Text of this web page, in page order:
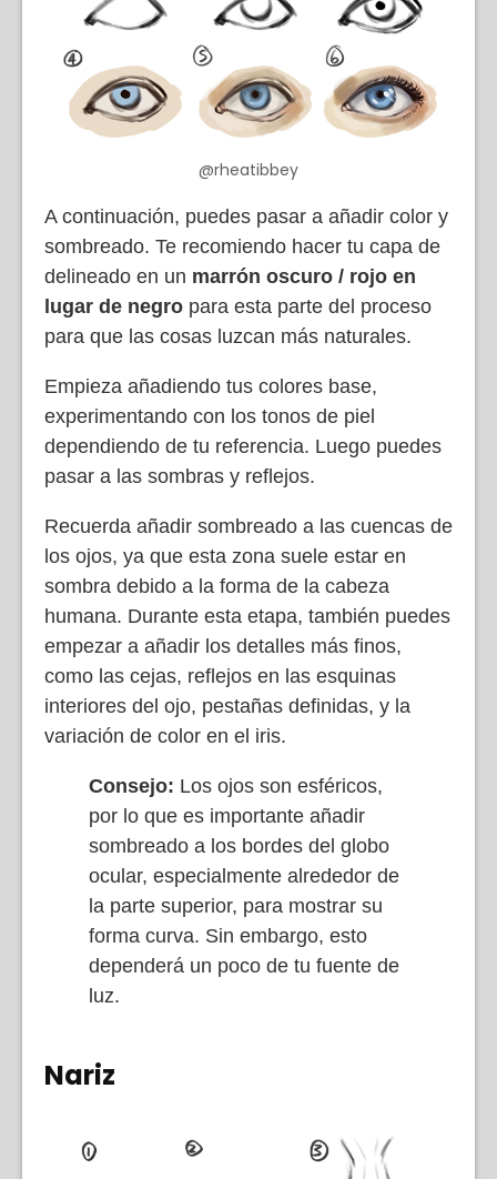
@rheatibbey
A continuación, puedes pasar a añadir color y
sombreado. Te recomiendo hacer tu capa de
delineado en un marrón oscuro / rojo en
lugar de negro para esta parte del proceso
para que las cosas luzcan más naturales.
Empieza añadiendo tus colores base,
experimentando con los tonos de piel
dependiendo de tu referencia. Luego puedes
pasar a las sombras y reflejos.
Recuerda añadir sombreado a las cuencas de
los ojos, ya que esta zona suele estar en
sombra debido a la forma de la cabeza
humana. Durante esta etapa, también puedes
empezar a añadir los detalles más finos,
como las cejas, reflejos en las esquinas
interiores del ojo, pestañas definidas, y la
variación de color en el iris.
Consejo: Los ojos son esféricos,
por lo que es importante añadir
sombreado a los bordes del globo
ocular, especialmente alrededor de
la parte superior, para mostrar su
forma curva. Sin embargo, esto
dependerá un poco de tu fuente de
luz.
Nariz